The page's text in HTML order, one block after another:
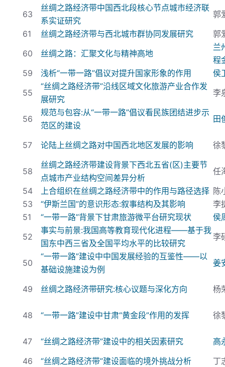
63
丝绸之路经济带中国西北段核心节点城市经济联
系实证研究
郭
61
丝绸之路经济带与西北城市群协同发展研究
郭
60
丝绸之路：汇聚文化与精神高地
兰
程
59
浅析“一带一路”倡议对提升国家形象的作用
侯
55
“丝绸之路经济带”沿线区域文化旅游产业合作发
展研究
李
56
规范与包容:从“一带一路”倡议看民族团结进步示
范区的建设
田
57 论陆上丝绸之路对中国西北地区发展的影响 徐
58
丝绸之路经济带建设背景下西北五省(区)主要节
点城市产业结构空间差异分析
任
54
上合组织在丝绸之路经济带中的作用与路径选择 陈
53
“伊斯兰国”的意识形态:叙事结构及其影响
李
51
“一带一路”背景下甘肃旅游微平台研究现状
侯
52
事实与前景:我国高等教育现代化进程——基于我
国东中西三省及全国平均水平的比较研究
李
50
“一带一路”建设中中国发展经验的互鉴性——以
基础设施建设为例
姜
49 丝绸之路经济带研究:核心议题与深化方向 杨
48 “一带一路”建设中甘肃“黄金段”作用的发挥 徐
47 “丝绸之路经济带”建设中的相关因素研究
高
46
“丝绸之路经济带”建设面临的境外挑战分析
丁